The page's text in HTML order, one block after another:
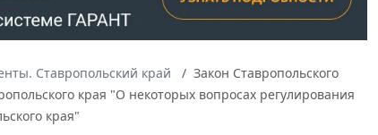
Ставропольский край
Закон Ставропольского
края "О некоторых вопросах регулирования
края"